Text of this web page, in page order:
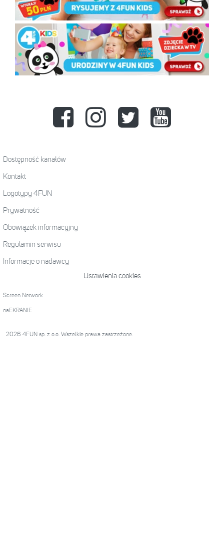
Dostępność kanałów
Kontakt
Logotypy 4FUN
Prywatność
Obowiązek informacyjny
Regulamin serwisu
Informacje o nadawcy
Ustawienia cookies
Screen Network
naEKRANIE
2026 4FUN sp. z o.o. Wszelkie prawa zastrzeżone.